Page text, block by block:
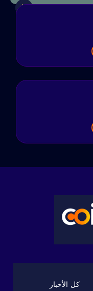
كل الأخبار